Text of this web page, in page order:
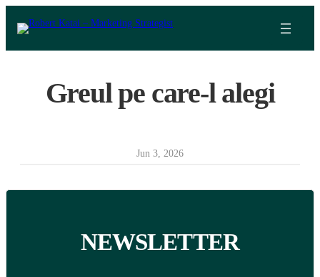
content
Greul pe care-l alegi
Jun 3, 2026
NEWSLETTER